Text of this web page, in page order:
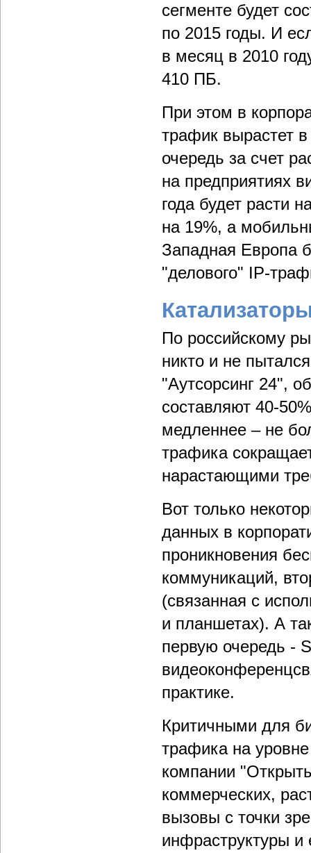
сегменте будет
по 2015 годы. И
в месяц в 2010
410 ПБ.
При этом в
трафик вырастет
очередь за счет
на предприятиях
года будет расти
на 19%, а
Западная Европа
"делового" IP-
По российскому
никто и не
"Аутсорсинг 24",
составляют 40-
медленнее – не
трафика
нарастающими
Вот только
данных в
проникновения
коммуникаций,
(связанная с
и планшетах). А
первую очередь -
практике.
Критичными для
трафика на
компании
коммерческих,
вызовы с точки
инфраструктуры и